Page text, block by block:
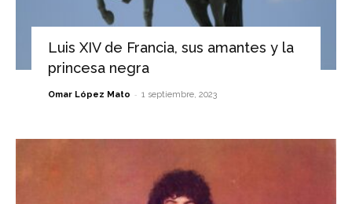
Luis XIV de Francia, sus amantes y la
princesa negra
Omar López Mato - 1 septiembre, 2023